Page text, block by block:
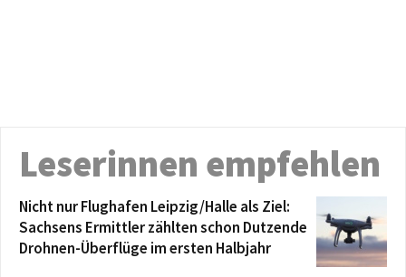
Leserinnen empfehlen
Nicht nur Flughafen Leipzig/Halle als Ziel:
Sachsens Ermittler zählten schon Dutzende
Drohnen-Überflüge im ersten Halbjahr